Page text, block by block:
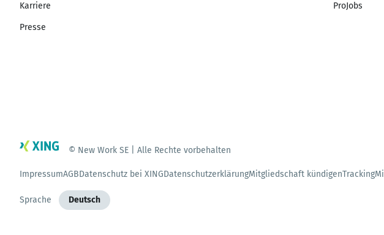
Karriere
Presse
ProJobs
© New Work SE | Alle Rechte vorbehalten
ImpressumAGBDatenschutz bei XINGDatenschutzerklärungMitgliedschaft kündigenTracking
Sprache Deutsch